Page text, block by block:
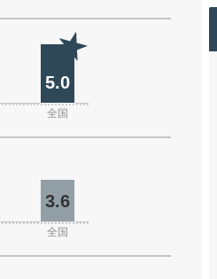
5.0
全国
3.6
全国